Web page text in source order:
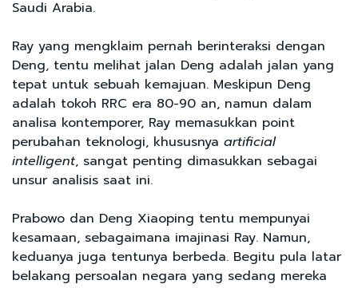
Saudi Arabia.
Ray yang mengklaim pernah berinteraksi dengan
Deng, tentu melihat jalan Deng adalah jalan yang
tepat untuk sebuah kemajuan. Meskipun Deng
adalah tokoh RRC era 80-90 an, namun dalam
analisa kontemporer, Ray memasukkan point
perubahan teknologi, khususnya artificial
intelligent, sangat penting dimasukkan sebagai
unsur analisis saat ini.
Prabowo dan Deng Xiaoping tentu mempunyai
kesamaan, sebagaimana imajinasi Ray. Namun,
keduanya juga tentunya berbeda. Begitu pula latar
belakang persoalan negara yang sedang mereka